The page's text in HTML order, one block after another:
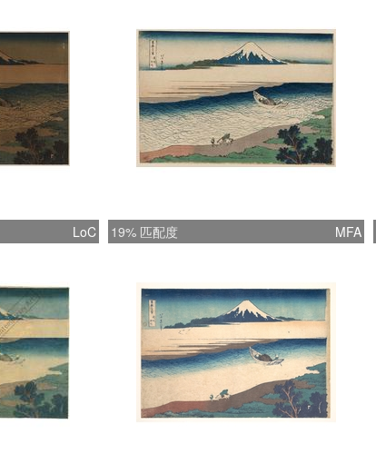
LoC 19% 匹配度 MFA